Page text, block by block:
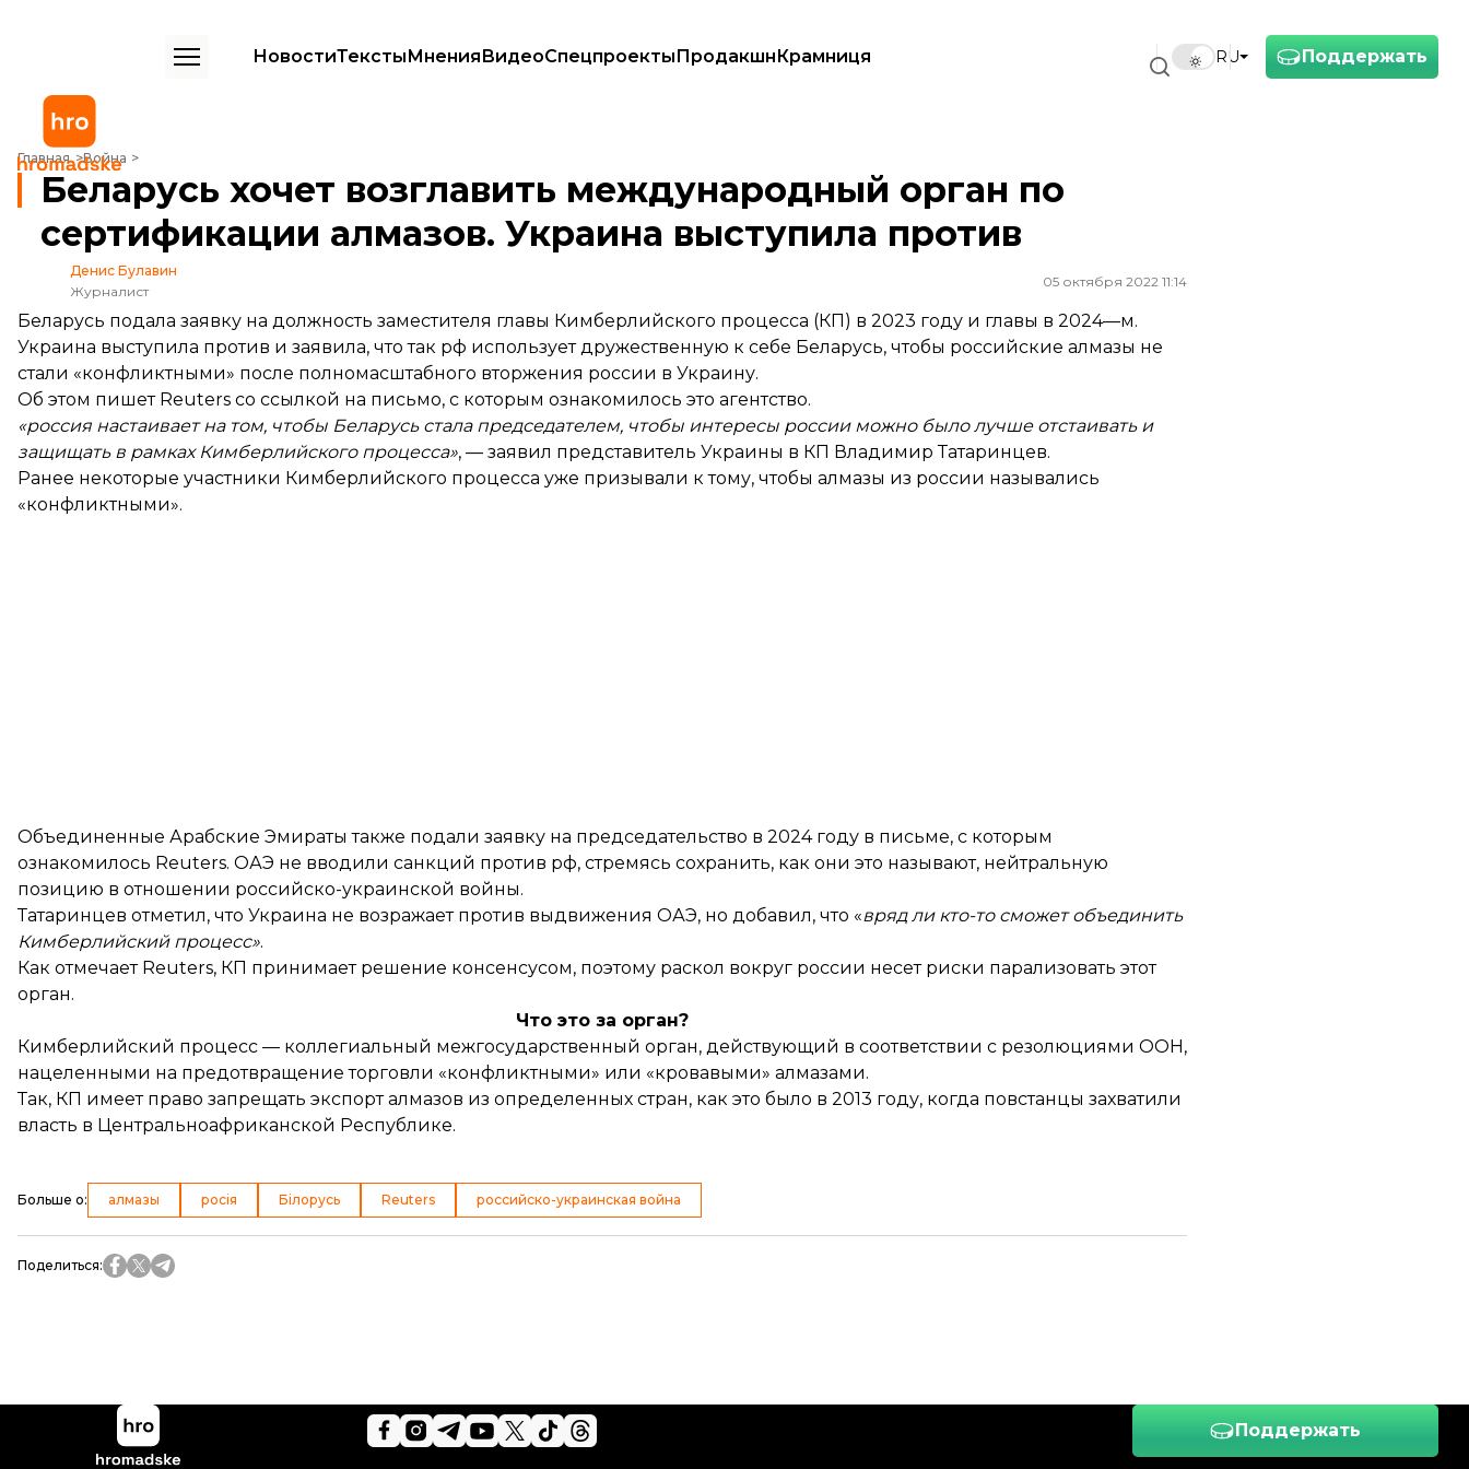
Поддержать
RU
НовостиТекстыМненияВидеоСпецпроектыПродакшнКрамниця
Главная Война
Беларусь хочет возглавить международный орган по сертификации алмазов. Украина выступила против
Беларусь хочет возглавить международный орган по
сертификации алмазов. Украина выступила против
Денис Булавин
Журналист
05 октября 2022 11:14
Беларусь подала заявку на должность заместителя главы Кимберлийского процесса (КП) в 2023 году и главы в 2024—м.
Украина выступила против и заявила, что так рф использует дружественную к себе Беларусь, чтобы российские алмазы не
стали «конфликтными» после полномасштабного вторжения россии в Украину.
Об этом пишетReuters со ссылкой на письмо, с которым ознакомилось это агентство.
«россия настаивает на том, чтобы Беларусь стала председателем, чтобы интересы россии можно было лучше отстаивать и
защищать в рамках Кимберлийского процесса», — заявил представитель Украины в КП Владимир Татаринцев.
Ранее некоторые участники Кимберлийского процесса уже призывали к тому, чтобы алмазы из россии назывались
«конфликтными».
Объединенные Арабские Эмираты также подали заявку на председательство в 2024 году в письме, с которым
ознакомилось Reuters. ОАЭ не вводили санкций против рф, стремясь сохранить, как они это называют, нейтральную
позицию в отношении российско-украинской войны.
Татаринцев отметил, что Украина не возражает против выдвижения ОАЭ, но добавил, что «вряд ли кто-то сможет объединить
Кимберлийский процесс».
Как отмечает Reuters, КП принимает решение консенсусом, поэтому раскол вокруг россии несет риски парализовать этот
орган.
Что это за орган?
Кимберлийский процесс — коллегиальный межгосударственный орган, действующий в соответствии с резолюциями ООН,
нацеленными на предотвращение торговли «конфликтными» или «кровавыми» алмазами.
Так, КП имеет право запрещать экспорт алмазов из определенных стран, как это было в 2013 году, когда повстанцы захватили
власть в Центральноафриканской Республике.
Больше о: алмазы росія Білорусь Reuters российско-украинская война
Поделиться:
Поддержать